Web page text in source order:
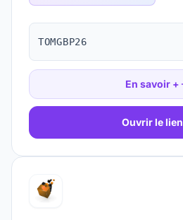
TOMGBP26
En savoir +
Ouvrir le lien